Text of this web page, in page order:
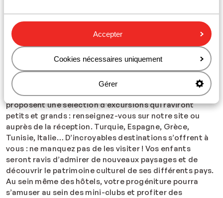
Accepter
Cookies nécessaires uniquement
Gérer
toboggans ou des parcs aquatiques. Le rêve pour les
petits vacanciers !
Des activités dédiées pour vous et vos enfants
Nos hôtels etclubs sont idéaux pour des vacances en
famille: personne n’aura le temps de s’ennuyer ! Si vous
n’avez pas d’idées pour vos vacances en famille, nous
avons ce qu’il vous faut. La plupart des destinations
proposent une sélection d’excursions qui raviront
petits et grands : renseignez-vous sur notre site ou
auprès de la réception. Turquie, Espagne, Grèce,
Tunisie, Italie… D’incroyables destinations s’offrent à
vous : ne manquez pas de les visiter ! Vos enfants
seront ravis d’admirer de nouveaux paysages et de
découvrir le patrimoine culturel de ses différents pays.
Au sein même des hôtels, votre progéniture pourra
s’amuser au sein des mini-clubs et profiter des